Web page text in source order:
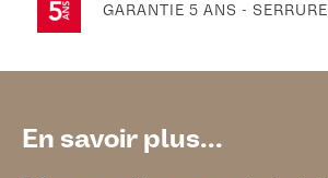
GARANTIE 5 ANS - SERRURE
En savoir plus...